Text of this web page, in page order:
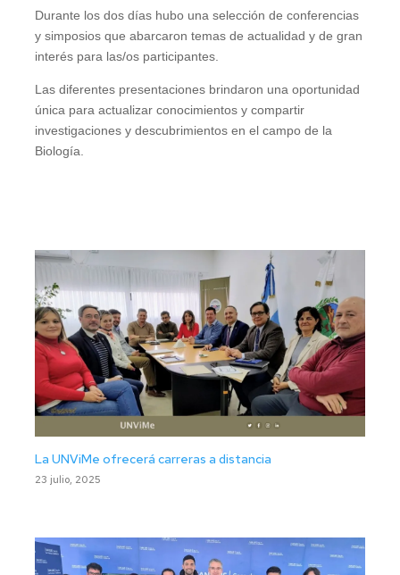
Durante los dos días hubo una selección de conferencias
y simposios que abarcaron temas de actualidad y de gran
interés para las/os participantes.
Las diferentes presentaciones brindaron una oportunidad
única para actualizar conocimientos y compartir
investigaciones y descubrimientos en el campo de la
Biología.
La UNViMe ofrecerá carreras a distancia
23 julio, 2025